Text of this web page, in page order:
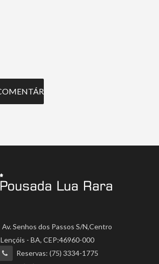
Av. Senhos dos Passos S/N,Centro
Lençóis - BA, CEP:46960-000
Reservas: (75) 3334-1775